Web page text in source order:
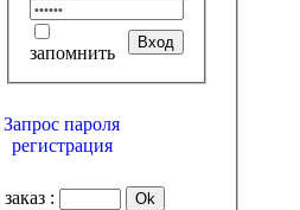
запомнить
Запрос пароля
регистрация
заказ :